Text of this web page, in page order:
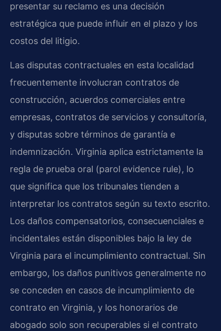
presentar su reclamo es una decisión
estratégica que puede influir en el plazo y los
costos del litigio.
Las disputas contractuales en esta localidad
frecuentemente involucran contratos de
construcción, acuerdos comerciales entre
empresas, contratos de servicios y consultoría,
y disputas sobre términos de garantía e
indemnización. Virginia aplica estrictamente la
regla de prueba oral (parol evidence rule), lo
que significa que los tribunales tienden a
interpretar los contratos según su texto escrito.
Los daños compensatorios, consecuenciales e
incidentales están disponibles bajo la ley de
Virginia para el incumplimiento contractual. Sin
embargo, los daños punitivos generalmente no
se conceden en casos de incumplimiento de
contrato en Virginia, y los honorarios de
abogado solo son recuperables si el contrato